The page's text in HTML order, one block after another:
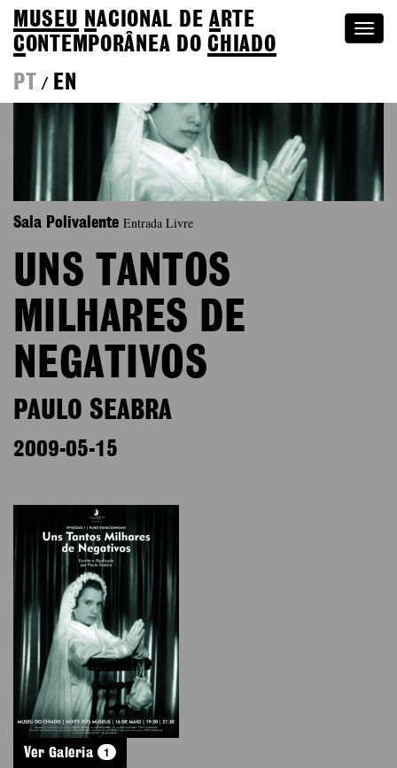
MUSEU NACIONAL DEA RTE
CONTEMPORÂNEA DOCHIADO
PT
/ EN
Sala Polivalente Entrada Livre
UNS TANTOS
MILHARES DE
NEGATIVOS
PAULO SEABRA
2009-05-15
Ver Galeria 1